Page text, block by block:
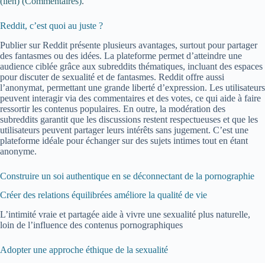
Reddit, c’est quoi au juste ?
Publier sur Reddit présente plusieurs avantages, surtout pour partager
des fantasmes ou des idées. La plateforme permet d’atteindre une
audience ciblée grâce aux subreddits thématiques, incluant des espaces
pour discuter de sexualité et de fantasmes. Reddit offre aussi
l’anonymat, permettant une grande liberté d’expression. Les utilisateurs
peuvent interagir via des commentaires et des votes, ce qui aide à faire
ressortir les contenus populaires. En outre, la modération des
subreddits garantit que les discussions restent respectueuses et que les
utilisateurs peuvent partager leurs intérêts sans jugement. C’est une
plateforme idéale pour échanger sur des sujets intimes tout en étant
anonyme.
Construire un soi authentique en se déconnectant de la pornographie
Créer des relations équilibrées améliore la qualité de vie
L’intimité vraie et partagée aide à vivre une sexualité plus naturelle,
loin de l’influence des contenus pornographiques
Adopter une approche éthique de la sexualité